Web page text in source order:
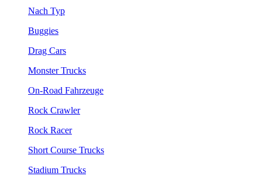
Nach Typ
Buggies
Drag Cars
Monster Trucks
On-Road Fahrzeuge
Rock Crawler
Rock Racer
Short Course Trucks
Stadium Trucks